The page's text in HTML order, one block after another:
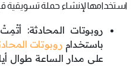
استخدامها لإنشاء حملة تسويقية
روبوتات المحادثة:
باستخدام روبوتات
على مدار الساعة طوال